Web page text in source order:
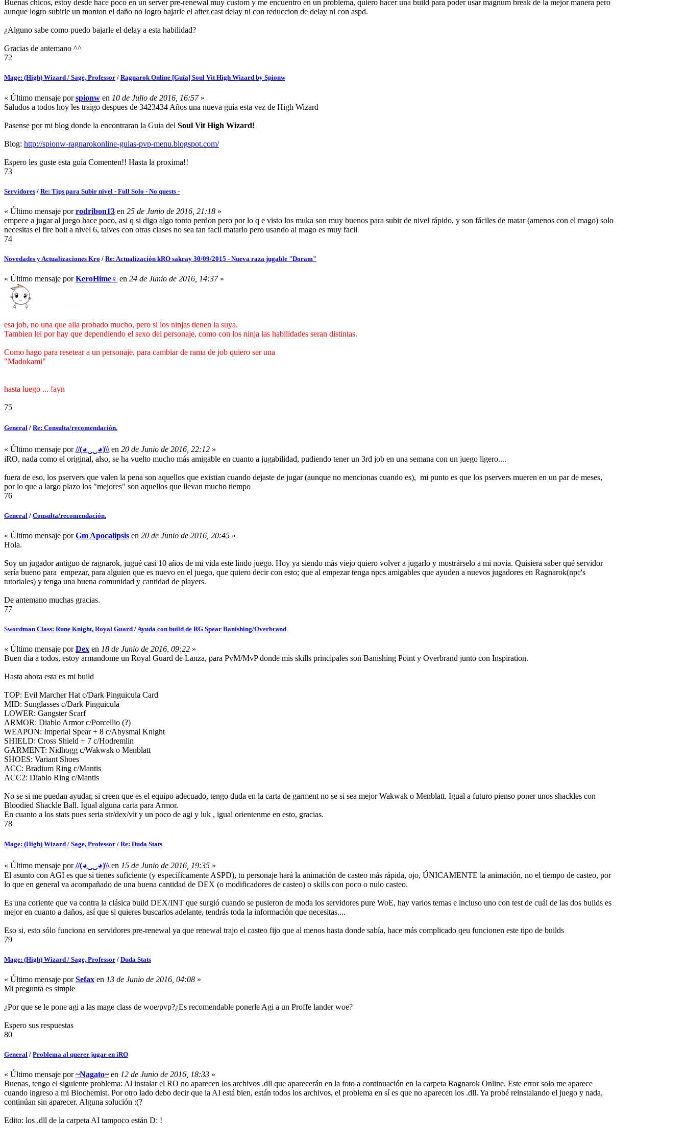
Buenas chicos, estoy desde hace poco en un server pre-renewal muy custom y me encuentro en un problema, quiero hacer una build para poder usar magnum break de la mejor manera pero
aunque logro subirle un monton el daño no logro bajarle el after cast delay ni con reduccion de delay ni con aspd.
¿Alguno sabe como puedo bajarle el delay a esta habilidad?
Gracias de antemano ^^
72
Mage: (High) Wizard / Sage, Professor / Ragnarok Online [Guía] Soul Vit High Wizard by Spionw
« Último mensaje porspionw en 10 de Julio de 2016, 16:57»
Saludos a todos hoy les traigo despues de 3423434 Años una nueva guía esta vez de High Wizard
Pasense por mi blog donde la encontraran la Guia del Soul Vit High Wizard!
Blog: http://spionw-ragnarokonline-guias-pvp-menu.blogspot.com/
Espero les guste esta guía Comenten!! Hasta la proxima!!
73
Servidores / Re: Tips para Subir nivel - Full Solo - No quests -
« Último mensaje porrodribon13 en 25 de Junio de 2016, 21:18 »
empece a jugar al juego hace poco, asi q si digo algo tonto perdon pero por lo q e visto los muka son muy buenos para subir de nivel rápido, y son fáciles de matar (amenos con el mago) solo
necesitas el fire bolt a nivel 6, talves con otras clases no sea tan facil matarlo pero usando al mago es muy facil
74
Novedades y Actualizaciones Kro / Re: Actualización kRO sakray 30/09/2015 - Nueva raza jugable "Doram"
« Último mensaje porKeroHime♀ en 24 de Junio de 2016, 14:37»
esa job, no una que alla probado mucho, pero si los ninjas tienen la suya.
Tambien lei por hay que dependiendo el sexo del personaje, como con los ninja las habilidades seran distintas.
Como hago para resetear a un personaje, para cambiar de rama de job quiero ser una
"Madokami"
hasta luego ... !ayn
75
General / Re: Consulta/recomendación.
« Último mensaje por//(◕‿‿◕)\\ en 20 de Junio de 2016, 22:12 »
iRO, nada como el original, also, se ha vuelto mucho más amigable en cuanto a jugabilidad, pudiendo tener un 3rd job en una semana con un juego ligero....
fuera de eso, los pservers que valen la pena son aquellos que existian cuando dejaste de jugar (aunque no mencionas cuando es), mi punto es que los pservers mueren en un par de meses,
por lo que a largo plazo los "mejores" son aquellos que llevan mucho tiempo
76
General / Consulta/recomendación.
« Último mensaje porGm Apocalipsis en 20 de Junio de 2016, 20:45 »
Hola.
Soy un jugador antiguo de ragnarok, jugué casi 10 años de mi vida este lindo juego. Hoy ya siendo más viejo quiero volver a jugarlo y mostrárselo a mi novia. Quisiera saber qué servidor
sería bueno para empezar, para alguien que es nuevo en el juego, que quiero decir con esto; que al empezar tenga npcs amigables que ayuden a nuevos jugadores en Ragnarok(npc's
tutoriales) y tenga una buena comunidad y cantidad de players.
De antemano muchas gracias.
77
Swordman Class: Rune Knight, Royal Guard /Ayuda con build de RG Spear Banishing/Overbrand
« Último mensaje porDex en 18 de Junio de 2016, 09:22 »
Buen dia a todos, estoy armandome un Royal Guard de Lanza, para PvM/MvP donde mis skills principales son Banishing Point y Overbrand junto con Inspiration.
Hasta ahora esta es mi build
TOP: Evil Marcher Hat c/Dark Pinguicula Card
MID: Sunglasses c/Dark Pinguicula
LOWER: Gangster Scarf
ARMOR: Diablo Armor c/Porcellio (?)
WEAPON: Imperial Spear + 8 c/Abysmal Knight
SHIELD: Cross Shield + 7 c/Hodremlin
GARMENT: Nidhogg c/Wakwak o Menblatt
SHOES: Variant Shoes
ACC: Bradium Ring c/Mantis
ACC2: Diablo Ring c/Mantis
No se si me puedan ayudar, si creen que es el equipo adecuado, tengo duda en la carta de garment no se si sea mejor Wakwak o Menblatt. Igual a futuro pienso poner unos shackles con
Bloodied Shackle Ball. Igual alguna carta para Armor.
En cuanto a los stats pues seria str/dex/vit y un poco de agi y luk , igual orientenme en esto, gracias.
78
Mage: (High) Wizard / Sage, Professor / Re: Duda Stats
« Último mensaje por//(◕‿‿◕)\\ en 15 de Junio de 2016, 19:35 »
El asunto con AGI es que si tienes suficiente (y específicamente ASPD), tu personaje hará la animación de casteo más rápida, ojo, ÚNICAMENTE la animación, no el tiempo de casteo, por
lo que en general va acompañado de una buena cantidad de DEX (o modificadores de casteo) o skills con poco o nulo casteo.
Es una coriente que va contra la clásica build DEX/INT que surgió cuando se pusieron de moda los servidores pure WoE, hay varios temas e incluso uno con test de cuál de las dos builds es
mejor en cuanto a daños, así que si quieres buscarlos adelante, tendrás toda la información que necesitas....
Eso si, esto sólo funciona en servidores pre-renewal ya que renewal trajo el casteo fijo que al menos hasta donde sabía, hace más complicado qeu funcionen este tipo de builds
79
Mage: (High) Wizard / Sage, Professor / Duda Stats
« Último mensaje porSefax en 13 de Junio de 2016, 04:08 »
Mi pregunta es simple
¿Por que se le pone agi a las mage class de woe/pvp?¿Es recomendable ponerle Agi a un Proffe lander woe?
Espero sus respuestas
80
General / Problema al querer jugar en iRO
« Último mensaje por~Nagato~ en 12 de Junio de 2016, 18:33 »
Buenas, tengo el siguiente problema: Al instalar el RO no aparecen los archivos .dll que aparecerán en la foto a continuación en la carpeta Ragnarok Online. Este error solo me aparece
cuando ingreso a mi Biochemist. Por otro lado debo decir que la AI está bien, están todos los archivos, el problema en sí es que no aparecen los .dll. Ya probé reinstalando el juego y nada,
continúan sin aparecer. Alguna solución :(?
Edito: los .dll de la carpeta AI tampoco están D: !